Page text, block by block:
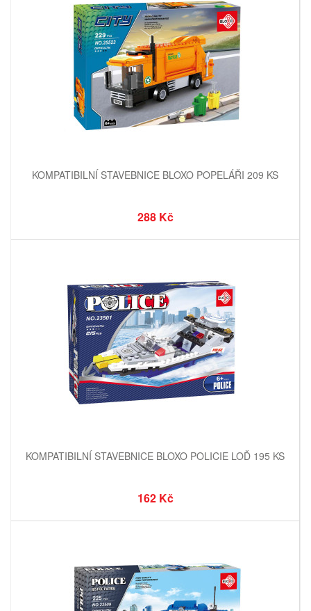
KOMPATIBILNÍ STAVEBNICE BLOXO POPELÁŘI 209 KS
288 Kč
KOMPATIBILNÍ STAVEBNICE BLOXO POLICIE LOĎ 195 KS
162 Kč